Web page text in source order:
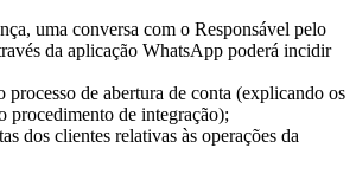
uma conversa com o Responsável pelo
da aplicação WhatsApp poderá incidir
processo de abertura de conta (explicando os
procedimento de integração);
dos clientes relativas às operações da